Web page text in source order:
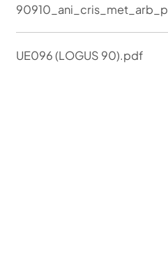
UE096 (LOGUS 90).pdf